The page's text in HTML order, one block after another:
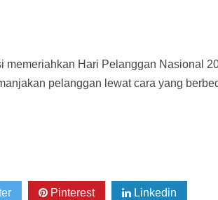
memeriahkan Hari Pelanggan Nasional
pelanggan lewat cara yang
Pinterest Linkedin